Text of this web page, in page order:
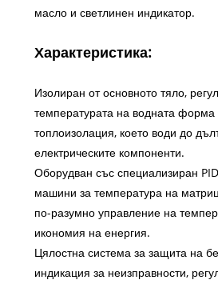
масло и светлинен индикатор.
Характеристика:
Изолиран от основното тяло,
температурата на водната форма
топлоизолация, което води до
електрическите компоненти.
Оборудван със специализиран
машини за температура на
по-разумно управление на
икономия на енергия.
Цялостна система за защита на
индикация за неизправности,